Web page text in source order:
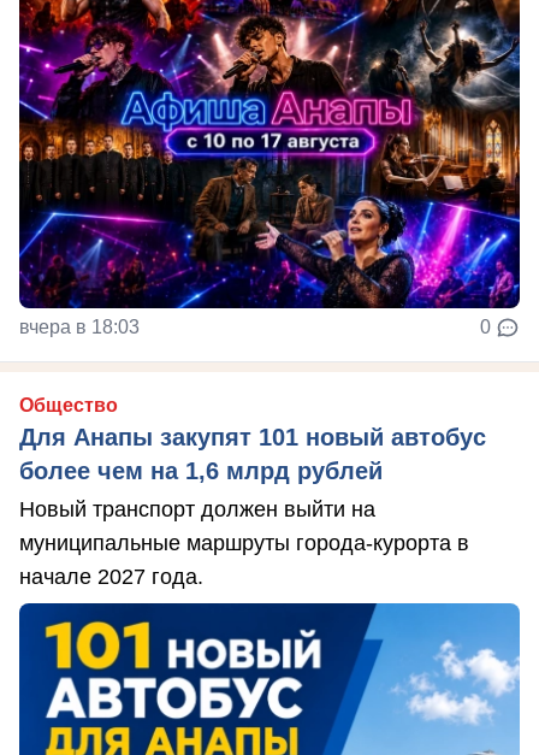
вчера в 18:03 0
Общество
Для Анапы закупят 101 новый автобус
более чем на 1,6 млрд рублей
Новый транспорт должен выйти на
муниципальные маршруты города-курорта в
начале 2027 года.